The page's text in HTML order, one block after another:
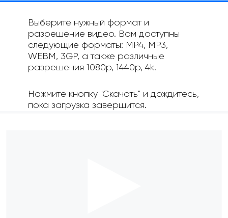
Выберите нужный формат и
разрешение видео. Вам доступны
следующие форматы: MP4, MP3,
WEBM, 3GP, а также различные
разрешения 1080p, 1440p, 4k.
Нажмите кнопку "Скачать" и дождитесь,
пока загрузка завершится.